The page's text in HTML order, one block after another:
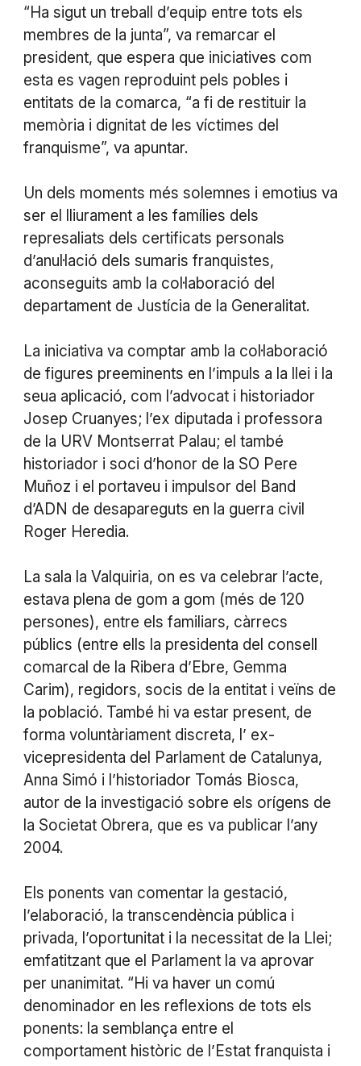
“Ha sigut un treball d’equip entre tots els
membres de la junta”, va remarcar el
president, que espera que iniciatives com
esta es vagen reproduint pels pobles i
entitats de la comarca, “a fi de restituir la
memòria i dignitat de les víctimes del
franquisme”, va apuntar.
Un dels moments més solemnes i emotius va
ser el lliurament a les famílies dels
represaliats dels certificats personals
d’anul·lació dels sumaris franquistes,
aconseguits amb la col·laboració del
departament de Justícia de la Generalitat.
La iniciativa va comptar amb la col·laboració
de figures preeminents en l’impuls a la llei i la
seua aplicació, com l’advocat i historiador
Josep Cruanyes; l’ex diputada i professora
de la URV Montserrat Palau; el també
historiador i soci d’honor de la SO Pere
Muñoz i el portaveu i impulsor del Band
d’ADN de desapareguts en la guerra civil
Roger Heredia.
La sala la Valquiria, on es va celebrar l’acte,
estava plena de gom a gom (més de 120
persones), entre els familiars, càrrecs
públics (entre ells la presidenta del consell
comarcal de la Ribera d’Ebre, Gemma
Carim), regidors, socis de la entitat i veïns de
la població. També hi va estar present, de
forma voluntàriament discreta, l’ ex-
vicepresidenta del Parlament de Catalunya,
Anna Simó i l’historiador Tomás Biosca,
autor de la investigació sobre els orígens de
la Societat Obrera, que es va publicar l’any
2004.
Els ponents van comentar la gestació,
l’elaboració, la transcendència pública i
privada, l’oportunitat i la necessitat de la Llei;
emfatitzant que el Parlament la va aprovar
per unanimitat. “Hi va haver un comú
denominador en les reflexions de tots els
ponents: la semblança entre el
comportament històric de l’Estat franquista i